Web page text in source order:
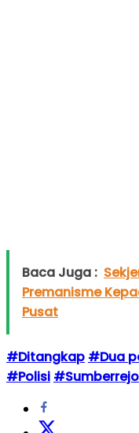
Baca Juga :
Premanisme
Pusat
#Ditangkap #Dua
#Polisi #Sumberrejo